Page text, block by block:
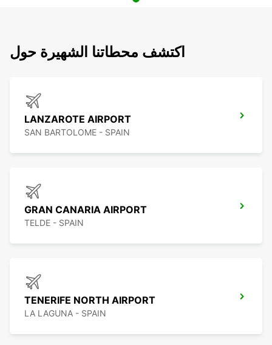
اكتشف محطاتنا الشهيرة حول
LANZAROTE AIRPORT
SAN BARTOLOME - SPAIN
GRAN CANARIA AIRPORT
TELDE - SPAIN
TENERIFE NORTH AIRPORT
LA LAGUNA - SPAIN